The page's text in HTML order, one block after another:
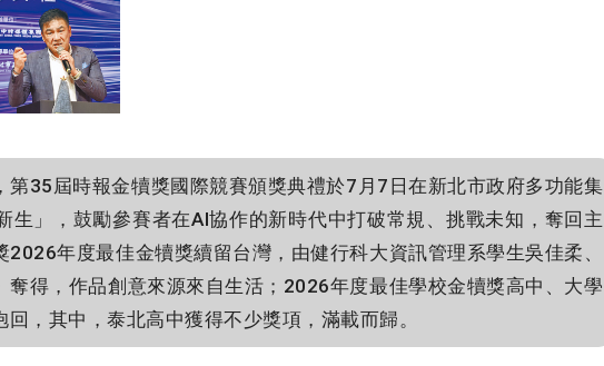
35屆時報金犢獎國際競賽頒獎典禮於7月7日在新北市政府多功能集
生」，鼓勵參賽者在AI協作的新時代中打破常規、挑戰未知，奪回主
年度最佳金犢獎續留台灣，由健行科大資訊管理系學生吳佳柔、
得，作品創意來源來自生活；2026年度最佳學校金犢獎高中、大學
，其中，泰北高中獲得不少獎項，滿載而歸。